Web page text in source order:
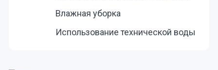
Влажная уборка
Использование технической воды